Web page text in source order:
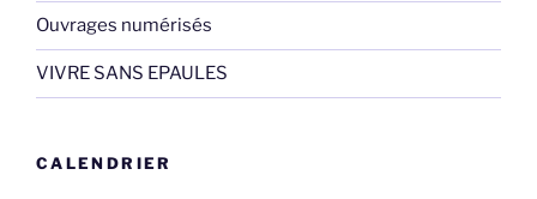
Ouvrages numérisés
VIVRE SANS EPAULES
CALENDRIER